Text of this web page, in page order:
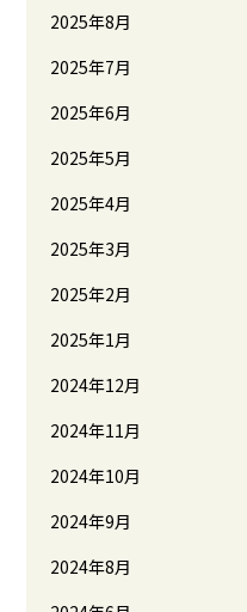
2025年8月
2025年7月
2025年6月
2025年5月
2025年4月
2025年3月
2025年2月
2025年1月
2024年12月
2024年11月
2024年10月
2024年9月
2024年8月